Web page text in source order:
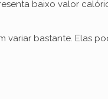
baixo valor
bastante. Elas